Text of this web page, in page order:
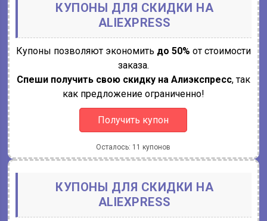
КУПОНЫ ДЛЯ СКИДКИ НА
ALIEXPRESS
Купоны позволяют экономить до 50% от стоимости
заказа.
Спеши получить свою скидку на Алиэкспресс, так
как предложение ограниченно!
Получить купон
Осталось: 11 купонов
КУПОНЫ ДЛЯ СКИДКИ НА
ALIEXPRESS